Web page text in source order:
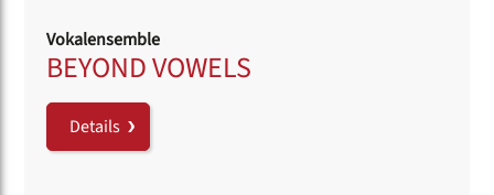
Vokalensemble
BEYOND VOWELS
Details